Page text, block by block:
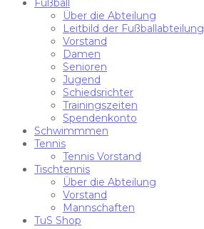
Fußball
Über die Abteilung
Leitbild der Fußballabteilung
Vorstand
Damen
Senioren
Jugend
Schiedsrichter
Trainingszeiten
Spendenkonto
Schwimmmen
Tennis
Tennis Vorstand
Tischtennis
Über die Abteilung
Vorstand
Mannschaften
TuS Shop